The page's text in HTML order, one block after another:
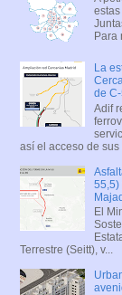
Para
La
de
Adif
así el acceso de sus
55,5)
El
Terrestre (Seitt), v...